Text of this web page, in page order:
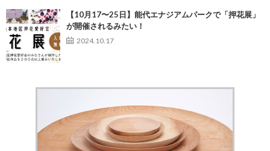
【10月17〜25日】能代エナジアムパークで「押花展」
が開催されるみたい！
2024.10.17